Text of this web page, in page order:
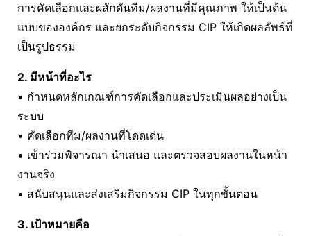
การคัดเลือกและผลักดันทีม/ผลงานที่มีคุณภาพ ให้เป็นต้น
แบบขององค์กร และยกระดับกิจกรรม CIP ให้เกิดผลลัพธ์ที่
เป็นรูปธรรม
2. มีหน้าที่อะไร
• กำหนดหลักเกณฑ์การคัดเลือกและประเมินผลอย่างเป็น
ระบบ
• คัดเลือกทีม/ผลงานที่โดดเด่น
• เข้าร่วมพิจารณา นำเสนอ และตรวจสอบผลงานในหน้า
งานจริง
• สนับสนุนและส่งเสริมกิจกรรม CIP ในทุกขั้นตอน
3. เป้าหมายคือ